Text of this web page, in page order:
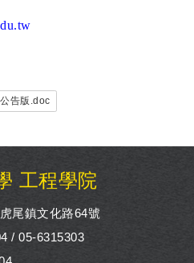
告版.doc
工程學院
尾鎮文化路64號
/ 05-6315303